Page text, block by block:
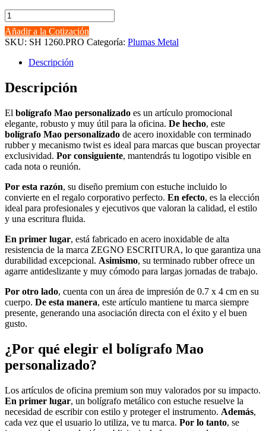
Bolígrafo
Mao
personalizado
cantidad
Añadir a la Cotización
SKU: SH 1260.PRO Categoría: Plumas Metal
Descripción
Descripción
El bolígrafo Mao personalizado es un artículo promocional
elegante, robusto y muy útil para la oficina. De hecho, este
bolígrafo Mao personalizado de acero inoxidable con terminado
rubber y mecanismo twist es ideal para marcas que buscan proyectar
exclusividad. Por consiguiente, mantendrás tu logotipo visible en
cada nota o reunión.
Por esta razón, su diseño premium con estuche incluido lo
convierte en el regalo corporativo perfecto. En efecto, es la elección
ideal para profesionales y ejecutivos que valoran la calidad, el estilo
y una escritura fluida.
En primer lugar, está fabricado en acero inoxidable de alta
resistencia de la marca ZEGNO ESCRITURA, lo que garantiza una
durabilidad excepcional. Asimismo, su terminado rubber ofrece un
agarre antideslizante y muy cómodo para largas jornadas de trabajo.
Por otro lado, cuenta con un área de impresión de 0.7 x 4 cm en su
cuerpo. De esta manera, este artículo mantiene tu marca siempre
presente, generando una asociación directa con el éxito y el buen
gusto.
¿Por qué elegir el bolígrafo Mao
personalizado?
Los artículos de oficina premium son muy valorados por su impacto.
En primer lugar, un bolígrafo metálico con estuche resuelve la
necesidad de escribir con estilo y proteger el instrumento. Además,
cada vez que el usuario lo utiliza, ve tu marca. Por lo tanto, se